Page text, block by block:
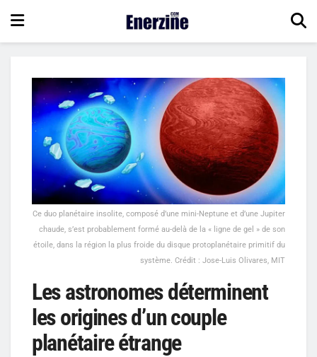
Ce duo planétaire insolite, composé d’une mini-Neptune et d’une Jupiter
chaude, s’est probablement formé au-delà de la « ligne de gel » de son
étoile, dans la région la plus froide du disque protoplanétaire primitif du
système. Crédit : Jose-Luis Olivares, MIT
Les astronomes déterminent
les origines d’un couple
planétaire étrange